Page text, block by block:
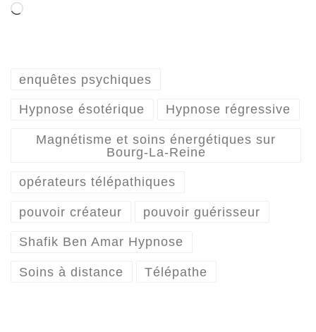
Chargement…
enquêtes psychiques
Hypnose ésotérique Hypnose régressive
Magnétisme et soins énergétiques sur
Bourg-La-Reine
opérateurs télépathiques
pouvoir créateur pouvoir guérisseur
Shafik Ben Amar Hypnose
Soins à distance Télépathe